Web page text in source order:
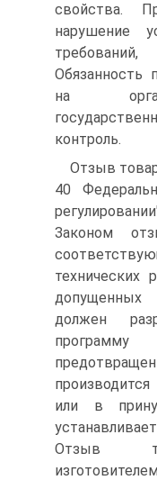
свойства.
нарушение
Обязанность
на
контроль.
Отзыв
40
Законом
технических
допущенных
должен
или в
Отзыв